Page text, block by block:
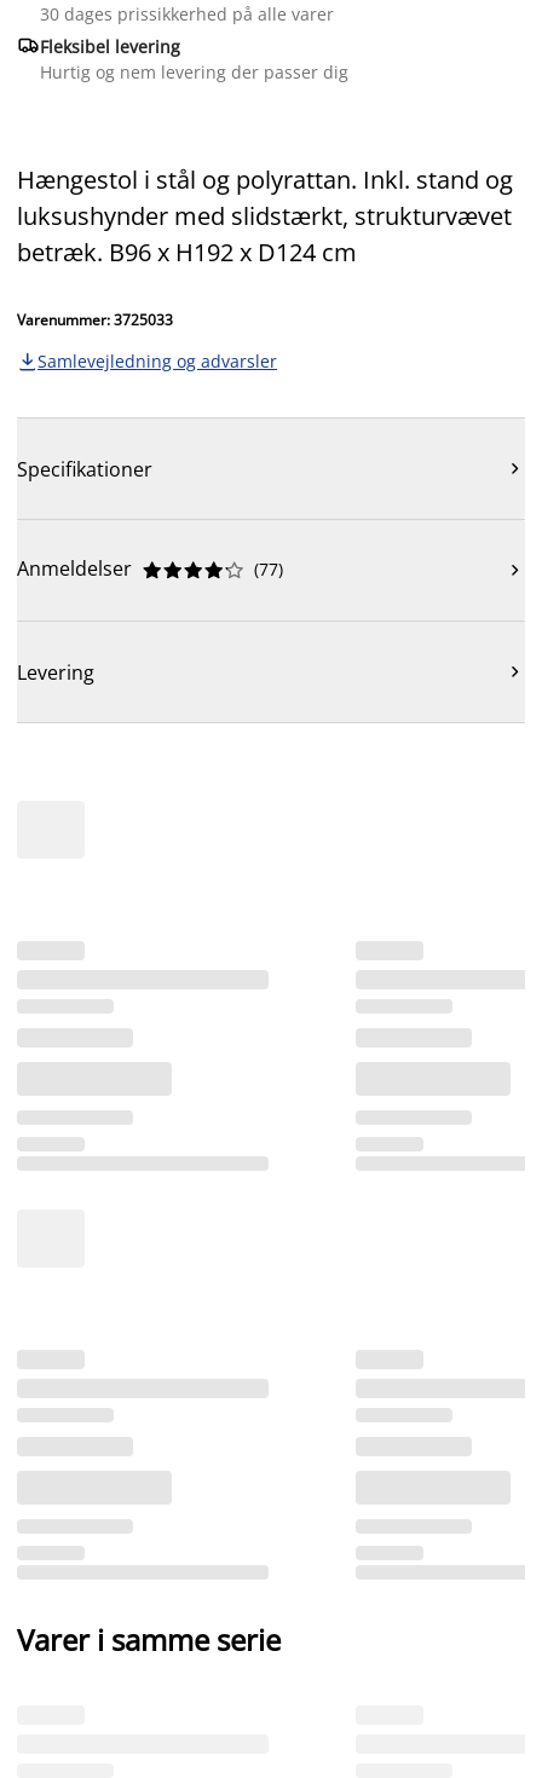
30 dages prissikkerhed på alle varer
Fleksibel levering
Hurtig og nem levering der passer dig
Hængestol i stål og polyrattan. Inkl. stand og
luksushynder med slidstærkt, strukturvævet
betræk. B96 x H192 x D124 cm
Varenummer: 3725033
 Samlevejledning og advarsler
Specifikationer 
Anmeldelser 




 (77) 
Levering 
Varer i samme serie